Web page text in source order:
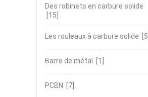
Des robinets en carbure solide
[15]
Les rouleaux à carbure solide [5]
Barre de métal [1]
PCBN [7]